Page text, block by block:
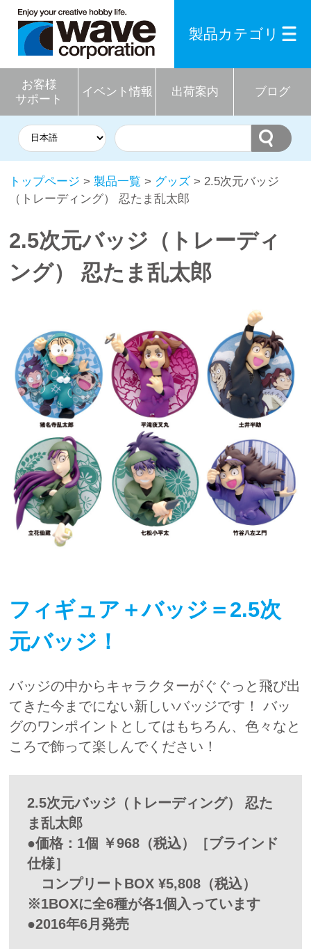
お客様
サポート
イベント情報 出荷案内 ブログ
製品カテゴリ
トップページ > 製品一覧 > グッズ > 2.5次元バッジ
（トレーディング） 忍たま乱太郎
2.5次元バッジ（トレーディ
ング） 忍たま乱太郎
フィギュア＋バッジ＝2.5次
元バッジ！
バッジの中からキャラクターがぐぐっと飛び出
てきた今までにない新しいバッジです！ バッ
グのワンポイントとしてはもちろん、色々なと
ころで飾って楽しんでください！
2.5次元バッジ（トレーディング） 忍た
ま乱太郎
●価格：1個 ￥968（税込）［ブラインド
仕様］
コンプリートBOX ¥5,808（税込）
※1BOXに全6種が各1個入っています
●2016年6月発売